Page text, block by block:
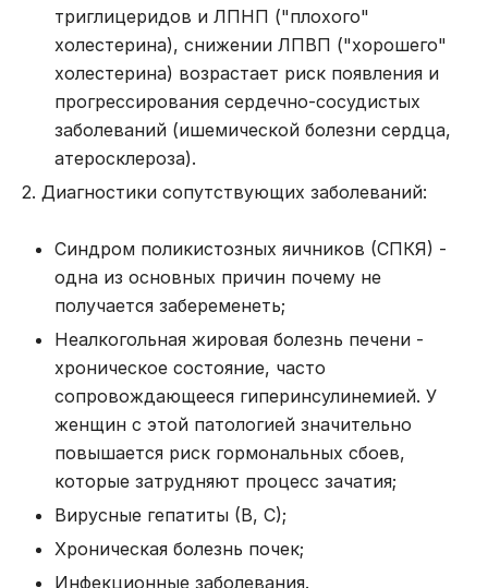
триглицеридов и ЛПНП ("плохого"
холестерина), снижении ЛПВП ("хорошего"
холестерина) возрастает риск появления и
прогрессирования сердечно-сосудистых
заболеваний (ишемической болезни сердца,
атеросклероза).
2. Диагностики сопутствующих заболеваний:
Синдром поликистозных яичников (СПКЯ) -
одна из основных причин почему не
получается забеременеть;
Неалкогольная жировая болезнь печени -
хроническое состояние, часто
сопровождающееся гиперинсулинемией. У
женщин с этой патологией значительно
повышается риск гормональных сбоев,
которые затрудняют процесс зачатия;
Вирусные гепатиты (В, С);
Хроническая болезнь почек;
Инфекционные заболевания.